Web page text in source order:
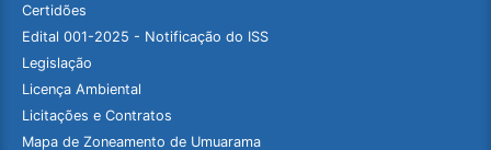
Certidões
Edital 001-2025 - Notificação do ISS
Legislação
Licença Ambiental
Licitações e Contratos
Mapa de Zoneamento de Umuarama